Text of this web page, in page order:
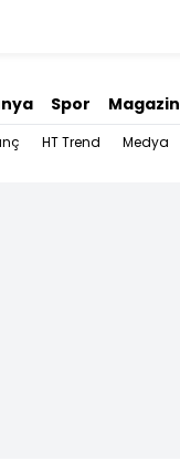
Spor Magazin
HT Trend Medya